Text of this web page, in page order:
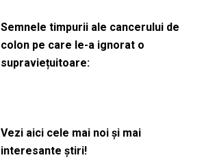
Semnele timpurii ale cancerului de
colon pe care le-a ignorat o
supraviețuitoare:
Vezi aici cele mai noi și mai
interesante știri!